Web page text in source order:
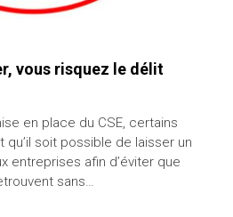
vous risquez le délit
en place du CSE, certains
qu’il soit possible de laisser un
entreprises afin d’éviter que
sans…